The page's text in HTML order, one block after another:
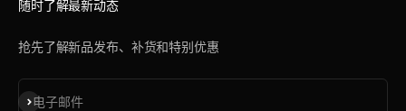
随时了解最新动态
抢先了解新品发布、补货和特别优惠
电子邮件
订阅